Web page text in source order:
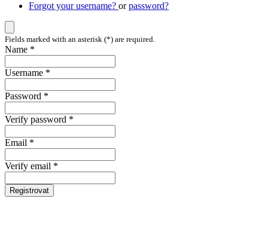
Forgot your username? orpassword?
Fields marked with an asterisk (*) are required.
Name *
Username *
Password *
Verify password *
Email *
Verify email *
Registrovat